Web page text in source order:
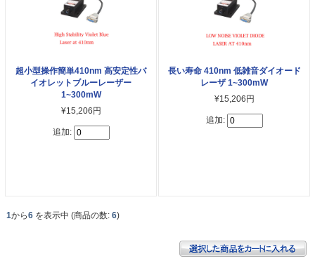
超小型操作簡単410nm 高安定性バ
イオレットブルーレーザー
1~300mW
¥15,206円
追加:
長い寿命 410nm 低雑音ダイオード
レーザ 1~300mW
¥15,206円
追加:
1から6 を表示中 (商品の数: 6)